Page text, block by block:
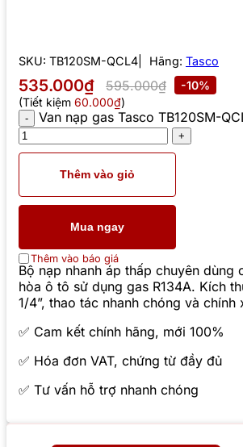
SKU: TB120SM-QCL4 Hãng: Tasco
535.000₫ 595.000₫
-10%
(Tiết kiệm 60.000₫)
Van nạp gas Tasco TB120SM-
Thêm vào giỏ
Mua ngay
Thêm vào báo giá
Bộ nạp nhanh áp thấp chuyên dùng
hòa ô tô sử dụng gas R134A. Kích
1/4”, thao tác nhanh chóng và chính
✅ Cam kết chính hãng, mới 100%
✅ Hóa đơn VAT, chứng từ đầy đủ
✅ Tư vấn hỗ trợ nhanh chóng